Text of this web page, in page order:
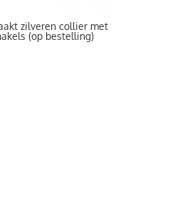
zilveren collier met
(op bestelling)